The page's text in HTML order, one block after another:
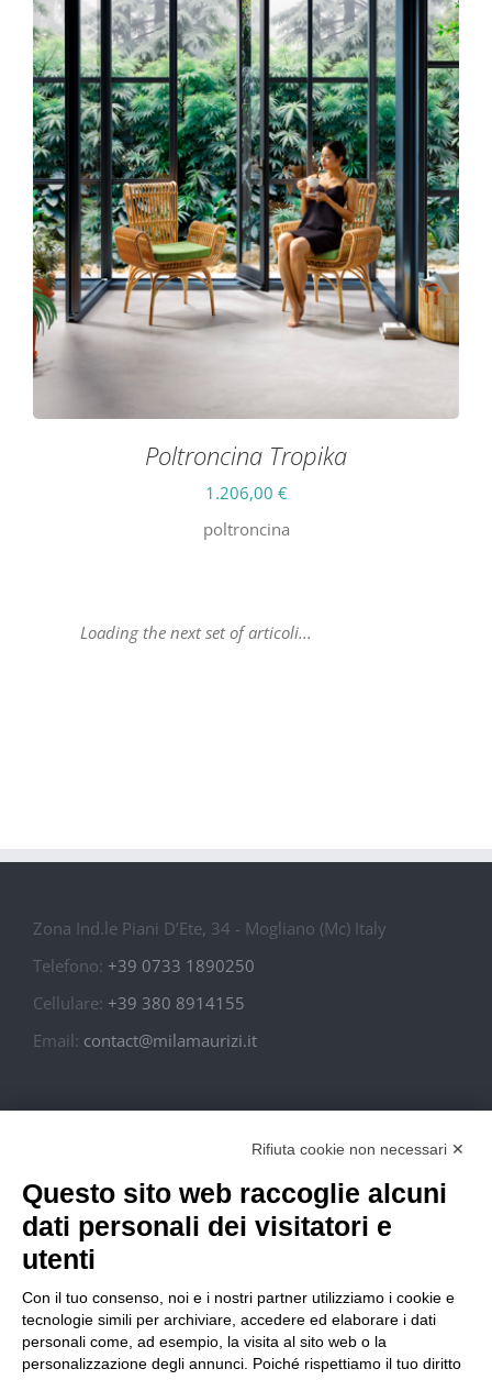
Poltroncina Tropika
1.206,00 €
poltroncina
Tavolino Liana
968,00 €
Rifiuta cookie non necessari ✕
Questo sito web raccoglie alcuni
dati personali dei visitatori e
utenti
Con il tuo consenso, noi e i nostri partner utilizziamo i cookie e
tecnologie simili per archiviare, accedere ed elaborare i dati
personali come, ad esempio, la visita al sito web o la
personalizzazione degli annunci. Poiché rispettiamo il tuo diritto